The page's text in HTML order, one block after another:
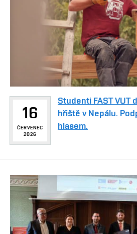
16
ČERVENEC
2026
Studenti FAST VUT
hřiště v Nepálu.
hlasem.